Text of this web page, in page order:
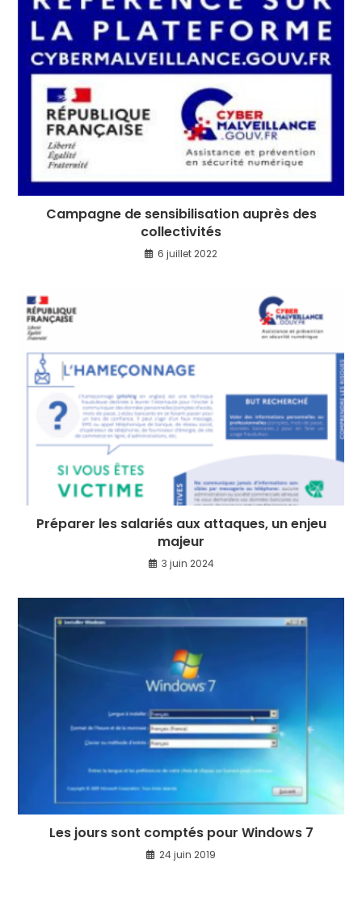
Campagne de sensibilisation auprès des
collectivités
6 juillet 2022
Préparer les salariés aux attaques, un enjeu
majeur
3 juin 2024
Les jours sont comptés pour Windows 7
24 juin 2019